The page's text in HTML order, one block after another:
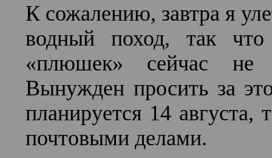
К сожалению, завтра я
водный поход, так что
«плюшек» сейчас не
Вынужден просить за
планируется 14 августа,
почтовыми делами.